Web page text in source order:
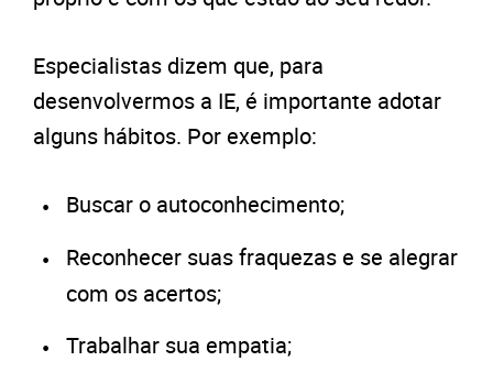
Especialistas dizem que, para
desenvolvermos a IE, é importante adotar
alguns hábitos. Por exemplo:
Buscar o autoconhecimento;
Reconhecer suas fraquezas e se alegrar
com os acertos;
Trabalhar sua empatia;